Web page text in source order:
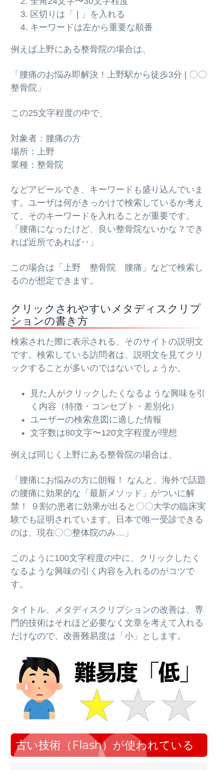
区切りは「 | 」を入れる
キーワードは左から重要な順番
例えば上野にある整骨院の場合は、
「腰痛のお悩み即解決！上野駅から徒歩3分 | 〇〇
整骨院」
この25文字程度の中で、
対象者：腰痛の方
場所：上野
業種：整骨院
などアピールでき、キーワードも盛り込んでいま
す。ユーザは何がきっかけで検索しているか考え
て、そのキーワードを入れることが重要です。
「腰痛になったけど、良い整骨院ないかな？でき
れば近所であれば‥」
この場合は「上野 整骨院 腰痛」などで検索し
るのが想定できます。
クリックされやすいメタディスクリプ
ションの書き方
検索された際に表示される、そのサイトの説明文
です。検索している訪問者は、説明文を見てクリ
ックすることが多いのではないでしょうか。
見た人がクリックしたくなるような興味を引
く内容（特徴・コンセプト・差別化）
ユーザーの検索意図に適した情報
文字数は80文字〜120文字程度が理想
例えば同じく上野にある整骨院の場合は、
「腰痛にお悩みの方に朗報！ なんと、海外で話題
の腰痛に効果的な「最新メソッド」がついに解
禁！ ９割の患者に効果が出ると〇〇大学の臨床実
験でも証明されています。日本で唯一受診できる
のは、現在〇〇整体院のみ…」
このように100文字程度の中に、クリックしたく
なるような興味の引く内容を入れるのがコツで
す。
タイトル、メタディスクリプションの改善は、専
門的技術はそれほど必要なく文章を考えて入れる
だけなので、改善難易度は「小」とします。
古い技術（Flash）が使われている